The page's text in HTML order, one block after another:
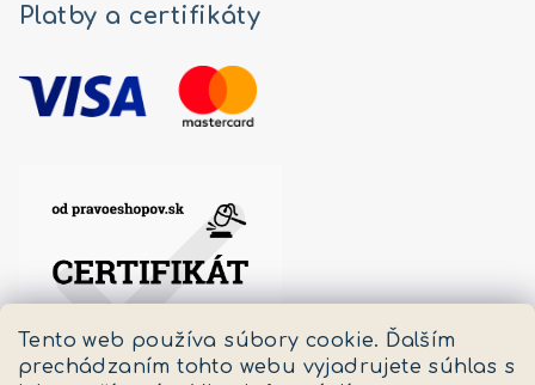
Tento web používa súbory cookie. Ďalším
prechádzaním tohto webu vyjadrujete súhlas s
Platby a certifikáty